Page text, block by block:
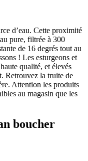
d’eau. Cette proximité
pure, filtrée à 300
de 16 degrés tout au
! Les esturgeons et
qualité, et élevés
Retrouvez la truite de
Attention les produits
au magasin que les
boucher